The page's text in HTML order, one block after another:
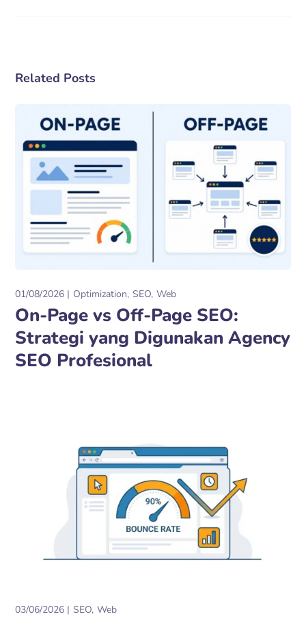
Related Posts
01/08/2026 Optimization SEO Web
On-Page vs Off-Page SEO:
Strategi yang Digunakan Agency
SEO Profesional
03/06/2026 SEO Web